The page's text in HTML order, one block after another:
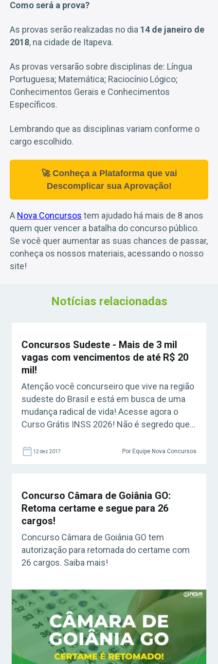
Como será a prova?
As provas serão realizadas no dia 14 de janeiro de
2018, na cidade de Itapeva.
As provas versarão sobre disciplinas de: Língua
Portuguesa; Matemática; Raciocínio Lógico;
Conhecimentos Gerais e Conhecimentos
Específicos.
Lembrando que as disciplinas variam conforme o
cargo escolhido.
🚀 Conheça a Plataforma que vai
Descomplicar sua Aprovação!
A Nova Concursos tem ajudado há mais de 8 anos
quem quer vencer a batalha do concurso público.
Se você quer aumentar as suas chances de passar,
conheça os nossos materiais, acessando o nosso
site!
Notícias relacionadas
Concursos Sudeste - Mais de 3 mil
vagas com vencimentos de até R$ 20
mil!
Atenção você concurseiro que vive na região
sudeste do Brasil e está em busca de uma
mudança radical de vida! Acesse agora o
Curso Grátis INSS 2026! Não é segredo que
público são muitos e vão bem além da tão
12 dez 2017 Por Equipe Nova Concursos
Concurso Câmara de Goiânia GO:
Retoma certame e segue para 26
cargos!
Concurso Câmara de Goiânia GO tem
autorização para retomada do certame com
26 cargos. Saiba mais!